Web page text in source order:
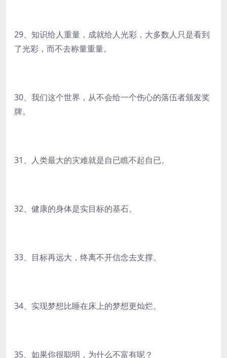
29、知识给人重量，成就给人光彩，大多数人只是看到
了光彩，而不去称量重量。
30、我们这个世界，从不会给一个伤心的落伍者颁发奖
牌。
31、人类最大的灾难就是自已瞧不起自已。
32、健康的身体是实目标的基石。
33、目标再远大，终离不开信念去支撑。
34、实现梦想比睡在床上的梦想更灿烂。
35、如果你很聪明，为什么不富有呢？